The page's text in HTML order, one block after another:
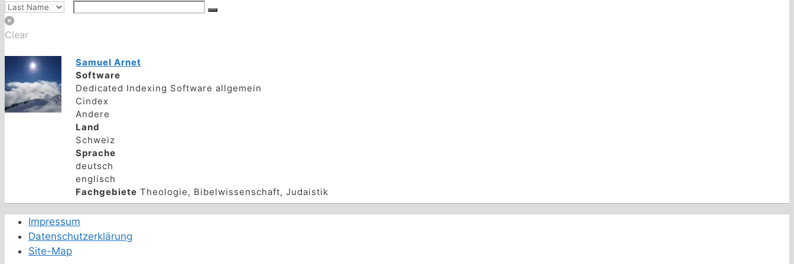
Clear
Samuel Arnet
Software
Dedicated Indexing Software allgemein
Cindex
Andere
Land
Schweiz
Sprache
deutsch
englisch
Fachgebiete Theologie, Bibelwissenschaft, Judaistik
Impressum
Datenschutzerklärung
Site-Map